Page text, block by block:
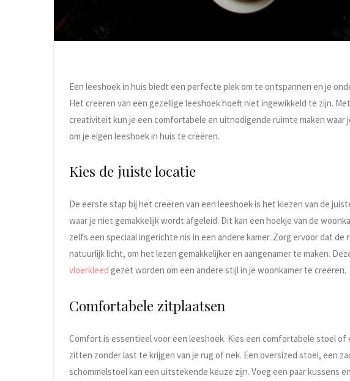
Een leeshoek in huis biedt een perfecte plek om te ontspannen en je
Het creëren van een gezellige leeshoek hoeft niet ingewikkeld te zijn.
creativiteit kun je een comfortabele en uitnodigende ruimte maken waar
om je eigen leeshoek in huis te creëren.
Kies de juiste locatie
De eerste stap bij het creëren van een leeshoek is het kiezen van de
waar je niet gemakkelijk wordt afgeleid. Dit kan een hoekje van de
zelfs een speciaal ingerichte nis in een andere kamer. Zorg ervoor dat
natuurlijk licht, om het lezen gemakkelijker en aangenamer te maken.
vloerkleed gezet worden om een andere stijl in je woonkamer te creëren.
Comfortabele zitplaatsen
Comfort is essentieel voor een leeshoek. Kies een comfortabele stoel
zitten zonder last te krijgen van je rug of nek. Een oversized stoel, een
schommelstoel kan een uitstekende keuze zijn. Voeg een paar kussens